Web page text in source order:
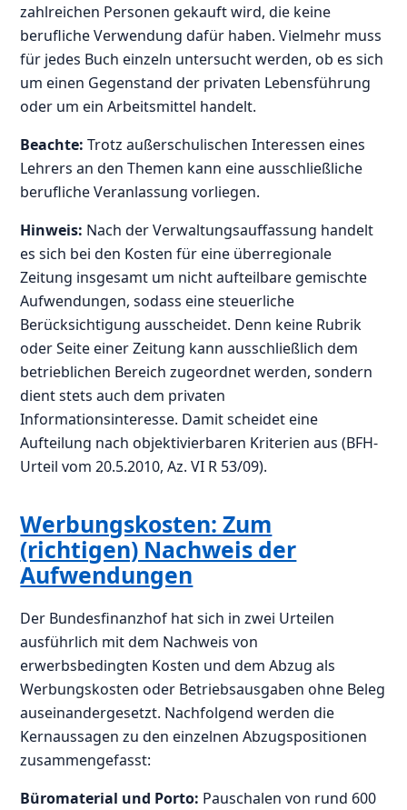
zahlreichen Personen gekauft wird, die keine
berufliche Verwendung dafür haben. Vielmehr muss
für jedes Buch einzeln untersucht werden, ob es sich
um einen Gegenstand der privaten Lebensführung
oder um ein Arbeitsmittel handelt.
Beachte:Trotz außerschulischen Interessen eines
Lehrers an den Themen kann eine ausschließliche
berufliche Veranlassung vorliegen.
Hinweis: Nach der Verwaltungsauffassung handelt
es sich bei den Kosten für eine überregionale
Zeitung insgesamt um nicht aufteilbare gemischte
Aufwendungen, sodass eine steuerliche
Berücksichtigung ausscheidet. Denn keine Rubrik
oder Seite einer Zeitung kann ausschließlich dem
betrieblichen Bereich zugeordnet werden, sondern
dient stets auch dem privaten
Informationsinteresse. Damit scheidet eine
Aufteilung nach objektivierbaren Kriterien aus (BFH-
Urteil vom 20.5.2010, Az. VI R 53/09).
Werbungskosten: Zum
(richtigen) Nachweis der
Aufwendungen
Der Bundesfinanzhof hat sich in zwei Urteilen
ausführlich mit dem Nachweis von
erwerbsbedingten Kosten und dem Abzug als
Werbungskosten oder Betriebsausgaben ohne Beleg
auseinandergesetzt. Nachfolgend werden die
Kernaussagen zu den einzelnen Abzugspositionen
zusammengefasst:
Büromaterial und Porto: Pauschalen von rund 600